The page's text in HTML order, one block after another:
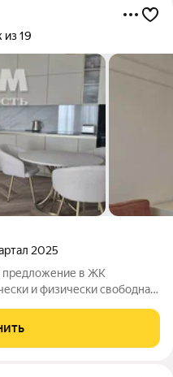
из 19
2025
предложение в ЖК
и физически свободна. 1
кладовка и